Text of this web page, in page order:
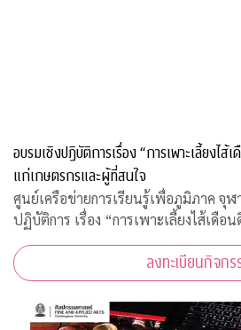
อบรมเชิงปฏิบัติการเรื่อง “การเพาะเลี้ยงไ
แก่เกษตรกรและผู้ที่สนใจ
ศูนย์เครือข่ายการเรียนรู้เพื่อภูมิภาค จุฬ
ปฏิบัติการ เรื่อง “การเพาะเลี้ยงไส้เดือ
ลงทะเบียนกิจกร